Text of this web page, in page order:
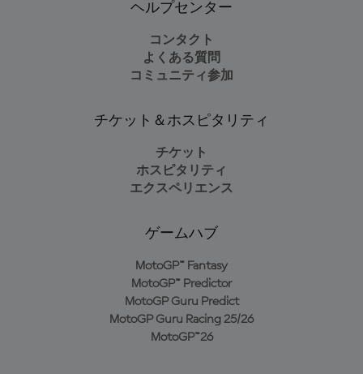
ヘルプセンター
コンタクト
よくある質問
コミュニティ参加
チケット＆ホスピタリティ
チケット
ホスピタリティ
エクスペリエンス
ゲームハブ
MotoGP™ Fantasy
MotoGP™ Predictor
MotoGP Guru Predict
MotoGP Guru Racing 25/26
MotoGP™26